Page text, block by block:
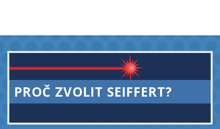
PROČ ZVOLIT SEIFFERT?